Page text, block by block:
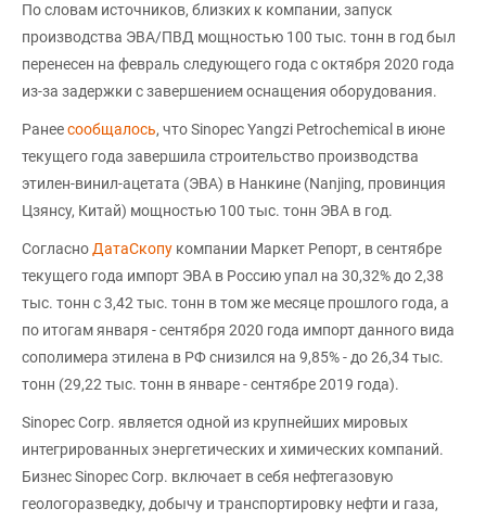
По словам источников, близких к компании, запуск
производства ЭВА/ПВД мощностью 100 тыс. тонн в год был
перенесен на февраль следующего года с октября 2020 года
из-за задержки с завершением оснащения оборудования.
Ранеесообщалось, что Sinopec Yangzi Petrochemical в июне
текущего года завершила строительство производства
этилен-винил-ацетата (ЭВА) в Нанкине (Nanjing, провинция
Цзянсу, Китай) мощностью 100 тыс. тонн ЭВА в год.
Согласно ДатаСкопу компании Маркет Репорт, в сентябре
текущего года импорт ЭВА в Россию упал на 30,32% до 2,38
тыс. тонн с 3,42 тыс. тонн в том же месяце прошлого года, а
по итогам января - сентября 2020 года импорт данного вида
сополимера этилена в РФ снизился на 9,85% - до 26,34 тыс.
тонн (29,22 тыс. тонн в январе - сентябре 2019 года).
Sinopec Corp. является одной из крупнейших мировых
интегрированных энергетических и химических компаний.
Бизнес Sinopec Corp. включает в себя нефтегазовую
геологоразведку, добычу и транспортировку нефти и газа,